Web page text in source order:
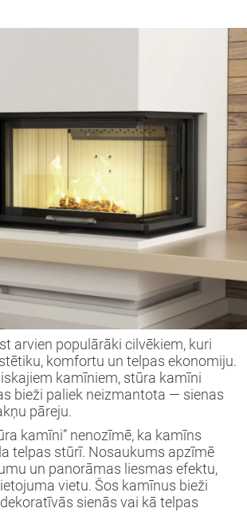
arvien populārāki cilvēkiem, kuri
komfortu un telpas ekonomiju.
kamīniem, stūra kamīni
bieži paliek neizmantota — sienas
pāreju.
kamīni” nenozīmē, ka kamīns
telpas stūrī. Nosaukums apzīmē
un panorāmas liesmas efektu,
vietu. Šos kamīnus bieži
sienās vai kā telpas